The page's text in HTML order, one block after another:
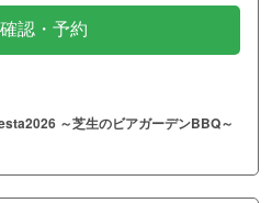
認・予約
～芝生のビアガーデンBBQ～